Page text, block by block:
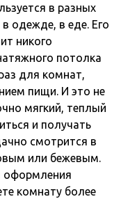
в разных
одежде, в еде. Его
никого
потолка
для комнат,
пищи. И это не
мягкий, теплый
и получать
смотрится в
или бежевым.
оформления
комнату более